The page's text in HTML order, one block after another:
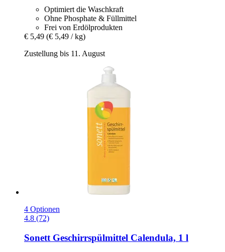
Optimiert die Waschkraft
Ohne Phosphate & Füllmittel
Frei von Erdölprodukten
€ 5,49 (€ 5,49 / kg)
Zustellung bis 11. August
4 Optionen
4.8 (72)
Sonett Geschirrspülmittel Calendula, 1 l